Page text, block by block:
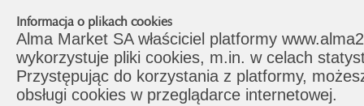
Informacja o plikach cookies
Alma Market SA właściciel platformy
wykorzystuje pliki cookies, m.in. w celach
Przystępując do korzystania z platformy,
obsługi cookies w przeglądarce internetowej.